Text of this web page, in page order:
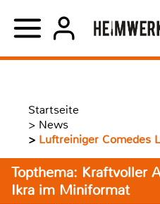
Startseite
> News
> Luftreiniger Comedes
Topthema: Kraftvoller
Ikra im Miniformat